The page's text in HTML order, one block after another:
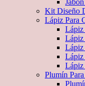
Kit Diseño
Lápiz Para
Lápiz
Lápiz
Lápiz
Lápiz
Lápiz
Plumín